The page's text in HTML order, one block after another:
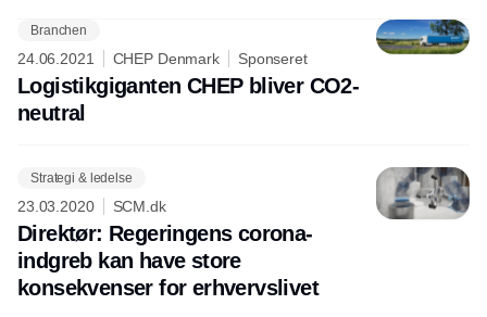
Branchen
24.06.2021 CHEP Denmark Sponseret
Logistikgiganten CHEP bliver CO2-
neutral
Strategi & ledelse
23.03.2020 SCM.dk
Direktør: Regeringens corona-
indgreb kan have store
konsekvenser for erhvervslivet